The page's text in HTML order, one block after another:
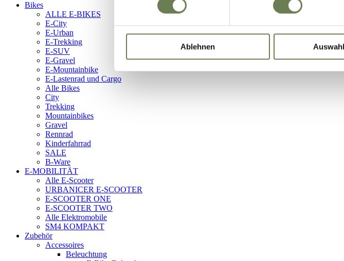
Ihre Daten zugreifen und dabei weder wirksame
Ablehnen
Bikes
ALLE E-BIKES
E-City
E-Urban
E-Trekking
E-SUV
E-Gravel
E-Mountainbike
E-Lastenrad und Cargo
Alle Bikes
City
Trekking
Mountainbikes
Gravel
Rennrad
Kinderfahrrad
SALE
B-Ware
E-MOBILITÄT
Alle E-Scooter
URBANICER E-SCOOTER
E-SCOOTER ONE
E-SCOOTER TWO
Alle Elektromobile
SM4 KOMPAKT
Zubehör
Accessoires
Beleuchtung